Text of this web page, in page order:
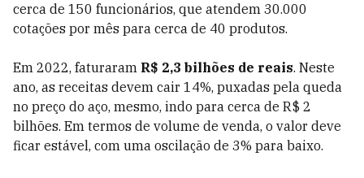
cerca de 150 funcionários, que atendem 30.000
cotações por mês para cerca de 40 produtos.
Em 2022, faturaram R$ 2,3 bilhões de reais. Neste
ano, as receitas devem cair 14%, puxadas pela queda
no preço do aço, mesmo, indo para cerca de R$ 2
bilhões. Em termos de volume de venda, o valor deve
ficar estável, com uma oscilação de 3% para baixo.